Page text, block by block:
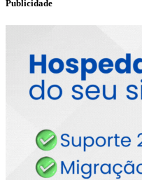
Publicidade